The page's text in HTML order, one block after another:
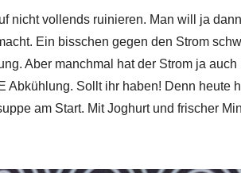
nicht vollends ruinieren. Man will ja
Ein bisschen gegen den Strom
Aber manchmal hat der Strom ja
Abkühlung. Sollt ihr haben! Denn heute
am Start. Mit Joghurt und frischer